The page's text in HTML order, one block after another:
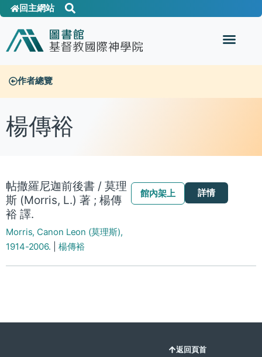
回主網站
作者總覽
楊傳裕
帖撒羅尼迦前後書 / 莫理
斯 (Morris, L.) 著 ; 楊傳
裕 譯.
Morris, Canon Leon (莫理斯),
1914-2006.
楊傳裕
館內架上 詳情
返回頁首